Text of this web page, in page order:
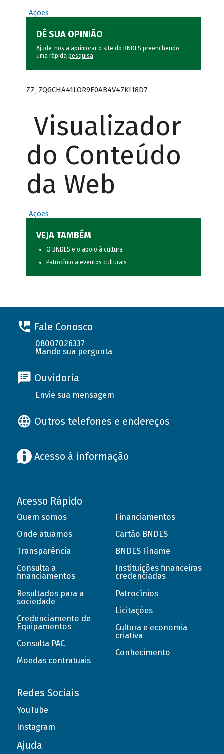
Ações
DÊ SUA OPINIÃO
Ajude-nos a aprimorar o site do BNDES preenchendo
uma rápida pesquisa.
Z7_7QGCHA41LOR9E0AB4V47KI18D7
Visualizador
do Conteúdo
da Web
Ações
VEJA TAMBÉM
O BNDES e o apoio à cultura
Patrocínio a eventos culturais
Fale Conosco
08007026337
Mande sua pergunta
Ouvidoria
Envie sua mensagem
Outros telefones e endereços
Acesso à informação
Acesso Rápido
Quem somos
Onde atuamos
Transparência
Consulta a
financiamentos
Resultados para a
sociedade
Credenciamento de
Equipamentos
Consulta PAC
Moedas contratuais
Financiamentos
Cartão BNDES
BNDES Finame
Instituições financeiras
credenciadas
Patrocínios
Licitações
Cultura e economia
criativa
Conhecimento
Redes Sociais
YouTube
Instagram
Ajuda